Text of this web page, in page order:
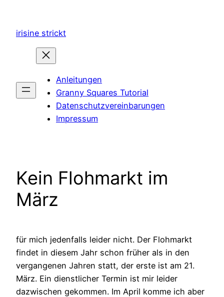
springen
irisine strickt
Anleitungen
Granny Squares Tutorial
Datenschutzvereinbarungen
Impressum
Kein Flohmarkt im
März
für mich jedenfalls leider nicht. Der Flohmarkt
findet in diesem Jahr schon früher als in den
vergangenen Jahren statt, der erste ist am 21.
März. Ein dienstlicher Termin ist mir leider
dazwischen gekommen. Im April komme ich aber